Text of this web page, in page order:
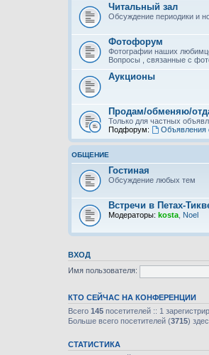
Читальный зал
Обсуждение периодики и
Фотофорум
Фотографии наших
Вопросы , связанные с
Аукционы
Продам/обменяю/
Только для частных
Подфорум:
Объявления
ОБЩЕНИЕ
Гостиная
Обсуждение любых тем
Встречи в Петах-
Модераторы: kosta Noel
ВХОД
Имя пользователя:
КТО СЕЙЧАС НА КОНФЕРЕНЦИИ
Всего 145 посетителей :: 1
Больше всего посетителей (3715)
СТАТИСТИКА